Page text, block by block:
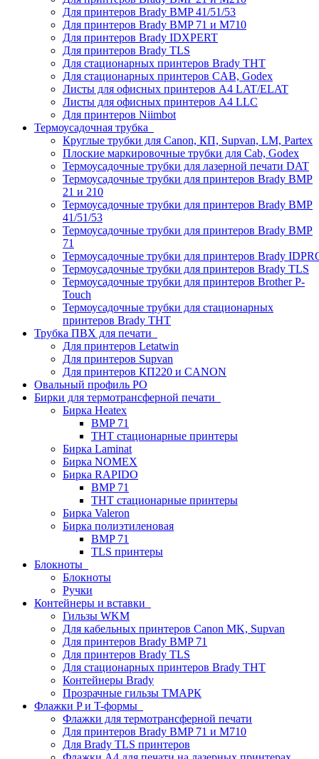
Для принтеров Brady BMP 41/51/53
Для принтеров Brady BMP 71 и M710
Для принтеров Brady IDXPERT
Для принтеров Brady TLS
Для стационарных принтеров Brady THT
Для стационарных принтеров CAB, Godex
Листы для офисных принтеров А4 LAT/ELAT
Листы для офисных принтеров А4 LLC
Для принтеров Niimbot
Термоусадочная трубка
Круглые трубки для Canon, КП, Supvan, LM, Partex
Плоские маркировочные трубки для Cab, Godex
Термоусадочные трубки для лазерной печати DAT
Термоусадочные трубки для принтеров Brady BMP
21 и 210
Термоусадочные трубки для принтеров Brady BMP
41/51/53
Термоусадочные трубки для принтеров Brady BMP
71
Термоусадочные трубки для принтеров Brady
Термоусадочные трубки для принтеров Brady TLS
Термоусадочные трубки для принтеров Brother P-
Touch
Термоусадочные трубки для стационарных
принтеров Brady THT
Трубка ПВХ для печати
Для принтеров Letatwin
Для принтеров Supvan
Для принтеров КП220 и CANON
Овальный профиль PO
Бирки для термотрансферной печати
Бирка Heatex
BMP 71
THT стационарные принтеры
Бирка Laminat
Бирка NOMEX
Бирка RAPIDO
BMP 71
THT стационарные принтеры
Бирка Valeron
Бирка полиэтиленовая
BMP 71
TLS принтеры
Блокноты
Блокноты
Ручки
Контейнеры и вставки
Гильзы WKM
Для кабельных принтеров Canon MK, Supvan
Для принтеров Brady BMP 71
Для принтеров Brady TLS
Для стационарных принтеров Brady THT
Контейнеры Brady
Прозрачные гильзы ТМАРК
Флажки P и T-формы
Флажки для термотрансферной печати
Для принтеров Brady BMP 71 и M710
Для Brady TLS принтеров